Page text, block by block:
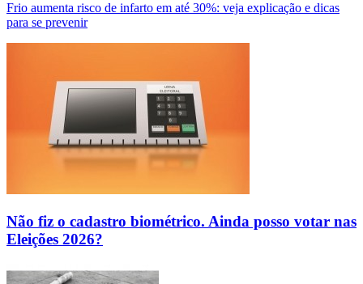
Frio aumenta risco de infarto em até 30%: veja explicação e dicas
para se prevenir
Não fiz o cadastro biométrico. Ainda posso votar nas
Eleições 2026?